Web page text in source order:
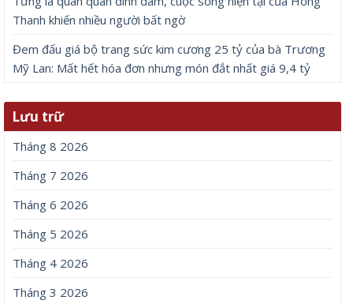
Thanh khiến nhiều người bất ngờ
Đem đấu giá bộ trang sức kim cương 25 tỷ của bà Trương
Mỹ Lan: Mất hết hóa đơn nhưng món đắt nhất giá 9,4 tỷ
Lưu trữ
Tháng 8 2026
Tháng 7 2026
Tháng 6 2026
Tháng 5 2026
Tháng 4 2026
Tháng 3 2026